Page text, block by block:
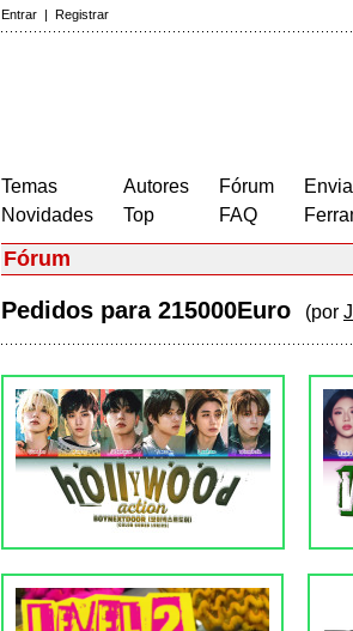
Entrar | Registrar
Temas
Novidades
Autores
Top
Fórum
FAQ
Fórum
Pedidos para 215000Euro (por